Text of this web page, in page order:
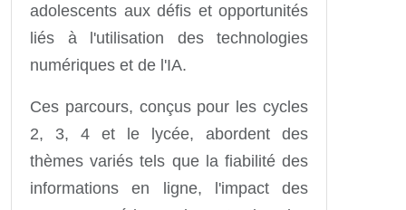
adolescents aux défis et opportunités
liés à l'utilisation des technologies
numériques et de l'IA.
Ces parcours, conçus pour les cycles
2, 3, 4 et le lycée, abordent des
thèmes variés tels que la fiabilité des
informations en ligne, l'impact des